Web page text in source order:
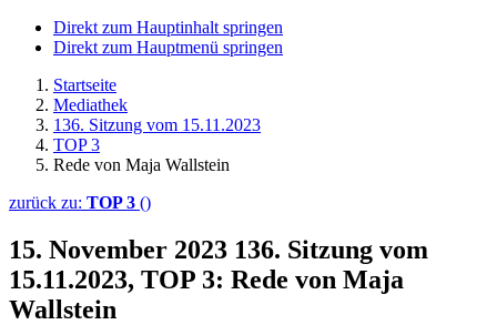
Direkt zum Hauptinhalt springen
Direkt zum Hauptmenü springen
Startseite
Mediathek
136. Sitzung vom 15.11.2023
TOP 3
Rede von Maja Wallstein
zurück zu: TOP 3 ()
15. November 2023 136. Sitzung vom
15.11.2023, TOP 3: Rede von Maja
Wallstein